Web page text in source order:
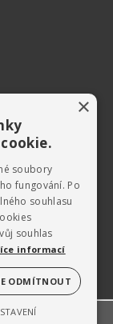
×
soubory
fungování. Po
souhlasu
souhlas
informací
ODMÍTNOUT